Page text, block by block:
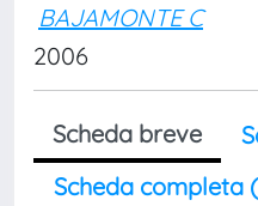
BAJAMONTE C
2006
Scheda breve
Scheda completa